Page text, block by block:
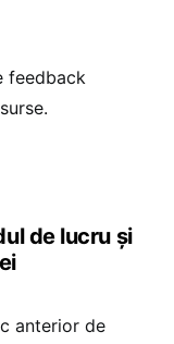
feedback
de lucru și
anterior de